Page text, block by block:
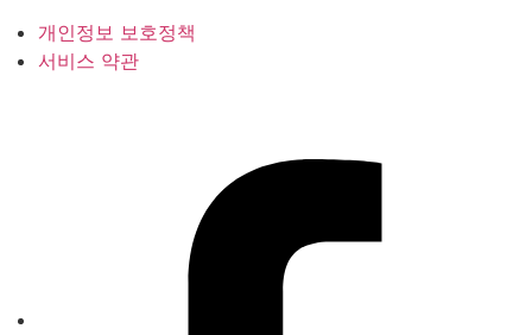
개인정보 보호정책
서비스 약관